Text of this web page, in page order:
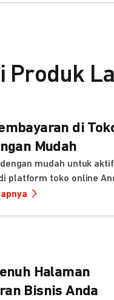
Produk
di
Mudah
mudah untuk
platform toko online
Halaman
Bisnis Anda